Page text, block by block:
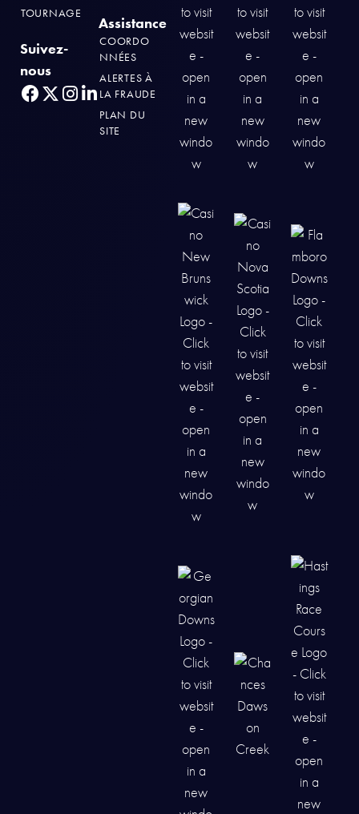
TOURNAGE
Suivez-
nous
Assistance
COORDO
NNÉES
ALERTES À
LA FRAUDE
PLAN DU
SITE